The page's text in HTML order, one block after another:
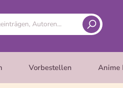
Vorbestellen Anime